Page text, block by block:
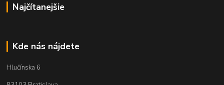
Najčítanejšie
Kde nás nájdete
Hlučínska 6